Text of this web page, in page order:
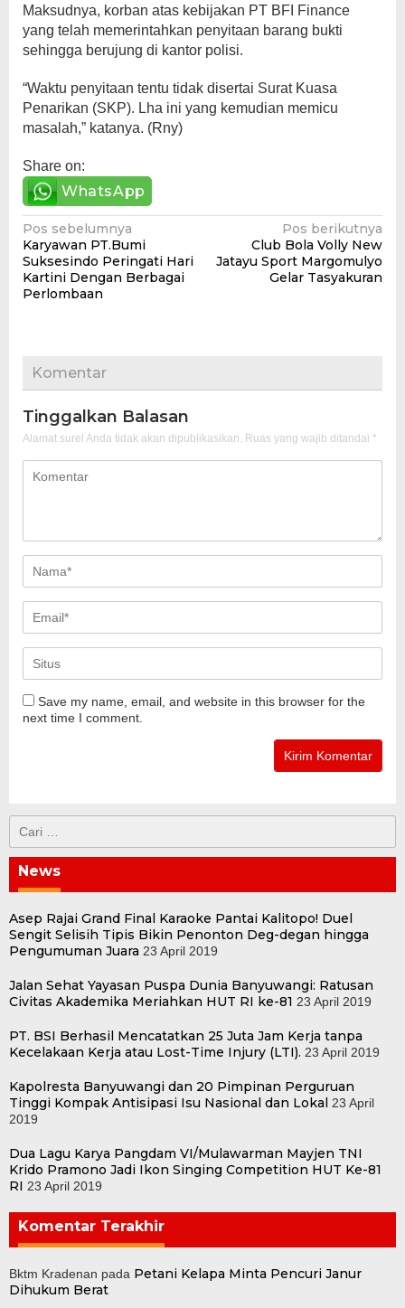
Maksudnya, korban atas kebijakan PT BFI Finance
yang telah memerintahkan penyitaan barang bukti
sehingga berujung di kantor polisi.
“Waktu penyitaan tentu tidak disertai Surat Kuasa
Penarikan (SKP). Lha ini yang kemudian memicu
masalah,” katanya. (Rny)
Share on:
WhatsApp
Navigasi
pos
Pos sebelumnya
Karyawan PT.Bumi
Suksesindo Peringati Hari
Kartini Dengan Berbagai
Perlombaan
Pos berikutnya
Club Bola Volly New
Jatayu Sport Margomulyo
Gelar Tasyakuran
Komentar
Tinggalkan Balasan
Alamat surel Anda tidak akan dipublikasikan. Ruas yang wajib ditandai *
Save my name, email, and website in this browser for the
next time I comment.
untuk:
News
Asep Rajai Grand Final Karaoke Pantai Kalitopo! Duel
Sengit Selisih Tipis Bikin Penonton Deg-degan hingga
Pengumuman Juara 23 April 2019
Jalan Sehat Yayasan Puspa Dunia Banyuwangi: Ratusan
Civitas Akademika Meriahkan HUT RI ke-81 23 April 2019
PT. BSI Berhasil Mencatatkan 25 Juta Jam Kerja tanpa
Kecelakaan Kerja atau Lost-Time Injury (LTI). 23 April 2019
Kapolresta Banyuwangi dan 20 Pimpinan Perguruan
Tinggi Kompak Antisipasi Isu Nasional dan Lokal 23 April
2019
Dua Lagu Karya Pangdam VI/Mulawarman Mayjen TNI
Krido Pramono Jadi Ikon Singing Competition HUT Ke-81
RI 23 April 2019
Komentar Terakhir
Bktm Kradenan pada Petani Kelapa Minta Pencuri Janur
Dihukum Berat